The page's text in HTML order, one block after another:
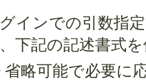
インでの引数指
下記の記述書式
省略可能で必要に